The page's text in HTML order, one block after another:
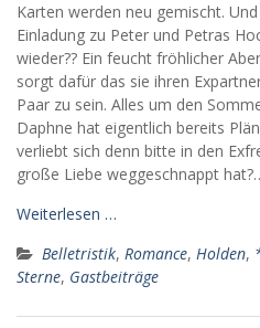
Karten werden neu gemischt.
Einladung zu Peter und Petras
wieder?? Ein feucht fröhlicher
sorgt dafür das sie ihren
Paar zu sein. Alles um den
Daphne hat eigentlich bereits
verliebt sich denn bitte in den
große Liebe weggeschnappt
Weiterlesen …
Belletristik, Romance, Holden,
Sterne, Gastbeiträge